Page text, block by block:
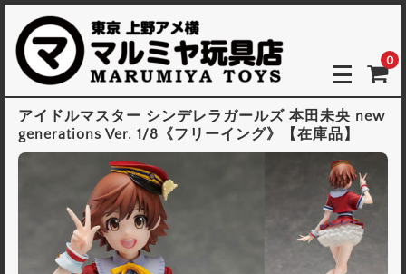
0
アイドルマスター シンデレラガールズ 本田未央 new
generations Ver. 1/8《フリーイング》【在庫品】